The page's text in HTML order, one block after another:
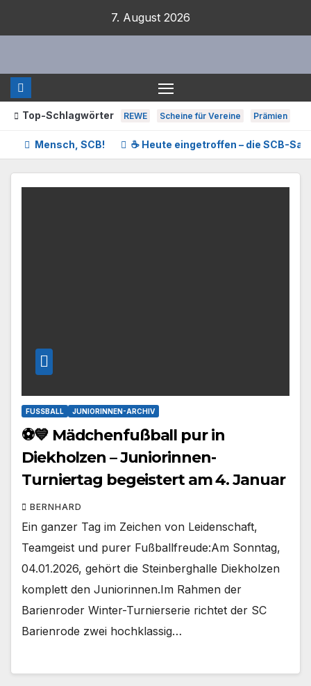
7. August 2026
Top-Schlagwörter REWE Scheine für Vereine Prämien
Mensch, SCB! ☕ Heute eingetroffen – die SCB-
FUSSBALL JUNIORINNEN-ARCHIV
⚽💙 Mädchenfußball pur in
Diekholzen – Juniorinnen-
Turniertag begeistert am 4. Januar
BERNHARD
Ein ganzer Tag im Zeichen von Leidenschaft,
Teamgeist und purer Fußballfreude:Am Sonntag,
04.01.2026, gehört die Steinberghalle Diekholzen
komplett den Juniorinnen.Im Rahmen der
Barienroder Winter-Turnierserie richtet der SC
Barienrode zwei hochklassig…